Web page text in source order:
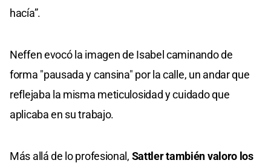
hacía”.
Neffen evocó la imagen de Isabel caminando de
forma "pausada y cansina" por la calle, un andar que
reflejaba la misma meticulosidad y cuidado que
aplicaba en su trabajo.
Más allá de lo profesional, Sattler también valoro los